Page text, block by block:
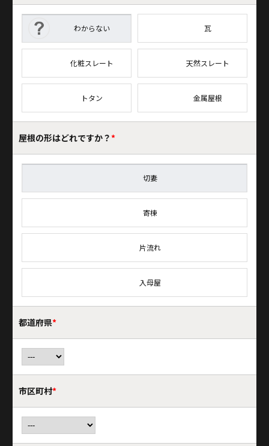
わからない 瓦
化粧スレート 天然スレート
トタン 金属屋根
屋根の形はどれですか？*
切妻
寄棟
片流れ
入母屋
都道府県*
市区町村*